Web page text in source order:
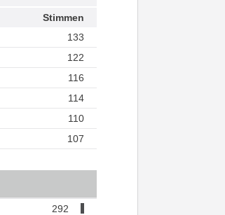
Stimmen
133
122
116
114
110
107
292